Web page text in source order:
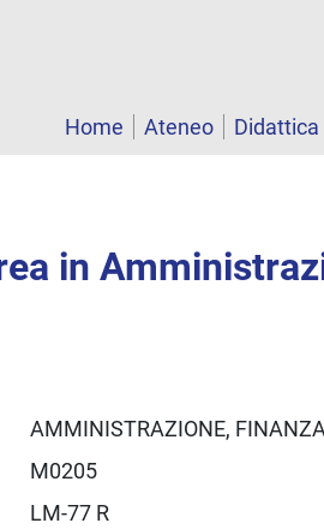
Home
Ateneo Didattica
in
AMMINISTRAZIONE,
M0205
LM-77 R